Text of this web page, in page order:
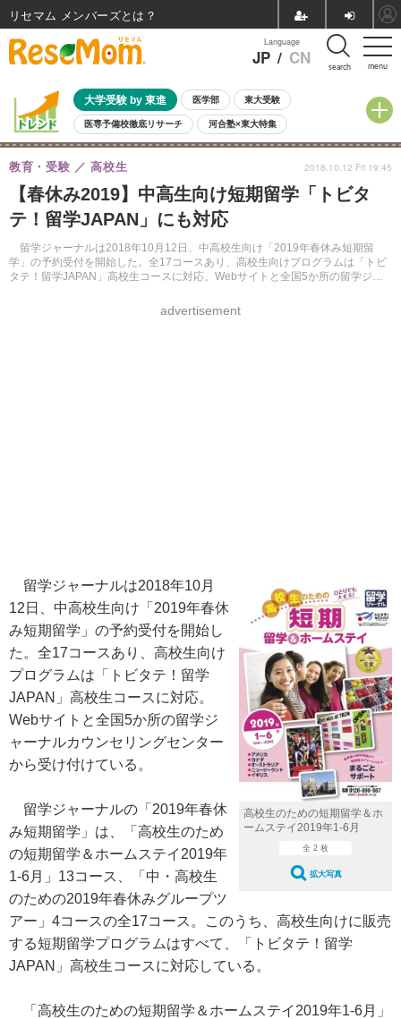
menu
Language
JP / CN search
大学受験 by 東進 医学部 東大受験
医専予備校徹底リサーチ 河合塾×東大特集
親子で考える大学選び 高校受験 中学受験 小学校受験
共通テスト 夏休み
8月開催イベント・WS 全国公立高校 過去問 人気記事
自由研究教材（小学生向け） 自由研究教材（中学生向け）
【春休み2019】中高生向け短期留学「トビタ
テ！留学JAPAN」にも対応
留学ジャーナルは2018年10月12日、中高校生向け「2019年春休み短期留
学」の予約受付を開始した。全17コースあり、高校生向けプログラムは「トビ
タテ！留学JAPAN」高校生コースに対応。Webサイトと全国5か所の留学ジャ
教育・受験 高校生
advertisement
2018.10.12 Fri 19:45
高校生のための短期留学＆ホ
ームステイ2019年1-6月
全 2 枚
拡大写真
留学ジャーナルは2018年10月
12日、中高校生向け「2019年春休
み短期留学」の予約受付を開始し
た。全17コースあり、高校生向け
プログラムは「トビタテ！留学
JAPAN」高校生コースに対応。
Webサイトと全国5か所の留学ジ
ャーナルカウンセリングセンター
から受け付けている。
留学ジャーナルの「2019年春休
み短期留学」は、「高校生のため
の短期留学＆ホームステイ2019年
1-6月」13コース、「中・高校生
のための2019年春休みグループツ
アー」4コースの全17コース。このうち、高校生向けに販売
する短期留学プログラムはすべて、「トビタテ！留学
JAPAN」高校生コースに対応している。
「高校生のための短期留学＆ホームステイ2019年1-6月」
リセマム メンバーズ